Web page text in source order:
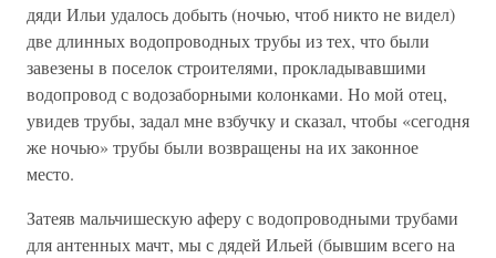
дяди Ильи удалось добыть (ночью, чтоб никто не видел)
две длинных водопроводных трубы из тех, что были
завезены в поселок строителями, прокладывавшими
водопровод с водозаборными колонками. Но мой отец,
увидев трубы, задал мне взбучку и сказал, чтобы «сегодня
же ночью» трубы были возвращены на их законное
место.
Затеяв мальчишескую аферу с водопроводными трубами
для антенных мачт, мы с дядей Ильей (бывшим всего на